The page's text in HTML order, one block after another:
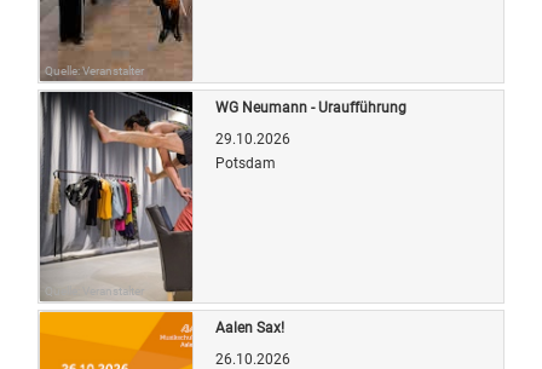
Quelle: Veranstalter
Quelle: Veranstalter
WG Neumann - Uraufführung
29.10.2026
Potsdam
Aalen Sax!
26.10.2026